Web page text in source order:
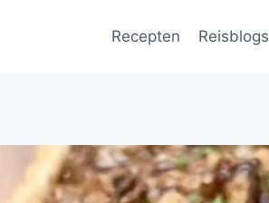
Recepten Reisblogs